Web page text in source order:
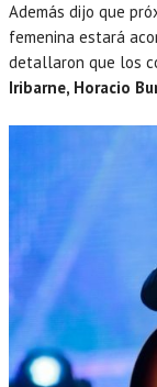
Además dijo que
femenina estará
detallaron que los
Iribarne, Horacio